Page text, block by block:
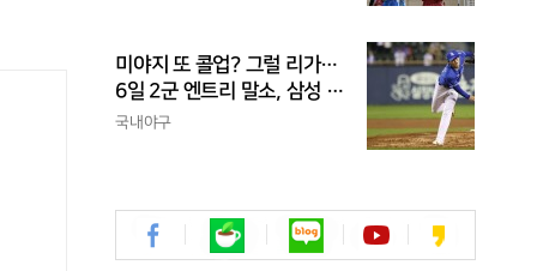
미야지 또 콜업? 그럴 리가…
6일 2군 엔트리 말소, 삼성 새
아시아쿼터 찾았나
국내야구